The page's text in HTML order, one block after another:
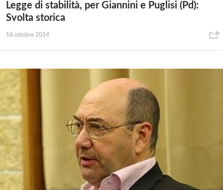
Legge di stabilità, per Giannini e Puglisi (Pd):
Svolta storica
16 ottobre 2014